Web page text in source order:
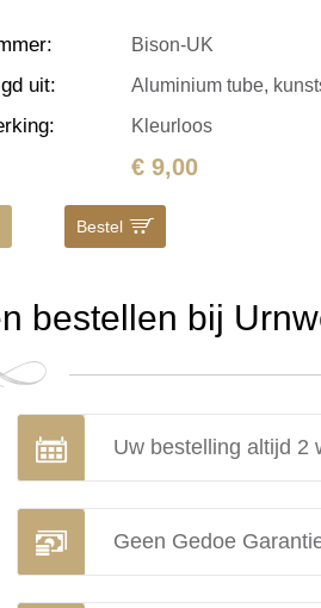
: Bison-UK
uit: Aluminium tube,
: Kleurloos
€ 9,00
Bestel
bestellen bij
Uw bestelling altijd 2
Geen Gedoe